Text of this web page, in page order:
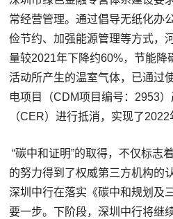
常经营管理。通过倡导无纸化办
俭节约、加强能源管理等方式，
量较2021年下降约60%，节能降
活动所产生的温室气体，已通过
电项目（CDM项目编号：2953
（CER）进行抵消，实现了2022
“碳中和证明”的取得，不仅标志
的努力得到了权威第三方机构的
深圳中行在落实《碳中和规划及
要一步。下阶段，深圳中行将继